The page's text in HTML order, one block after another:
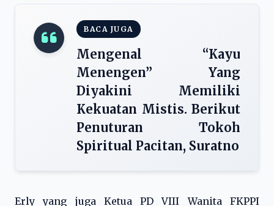
BACA JUGA
Mengenal “Kayu
Menengen” Yang
Diyakini Memiliki
Kekuatan Mistis. Berikut
Penuturan Tokoh
Spiritual Pacitan, Suratno
Erly yang juga Ketua PD VIII Wanita FKPPI